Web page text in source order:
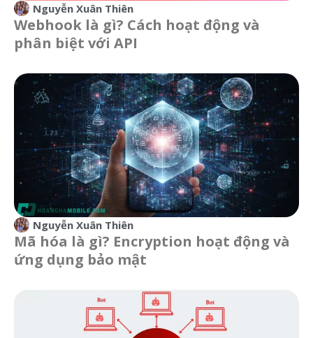
Nguyễn Xuân Thiên
Webhook là gì? Cách hoạt động và
phân biệt với API
Nguyễn Xuân Thiên
Mã hóa là gì? Encryption hoạt động và
ứng dụng bảo mật